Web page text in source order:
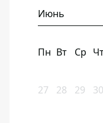
Июнь
Пн Вт Ср
27 28 29 30